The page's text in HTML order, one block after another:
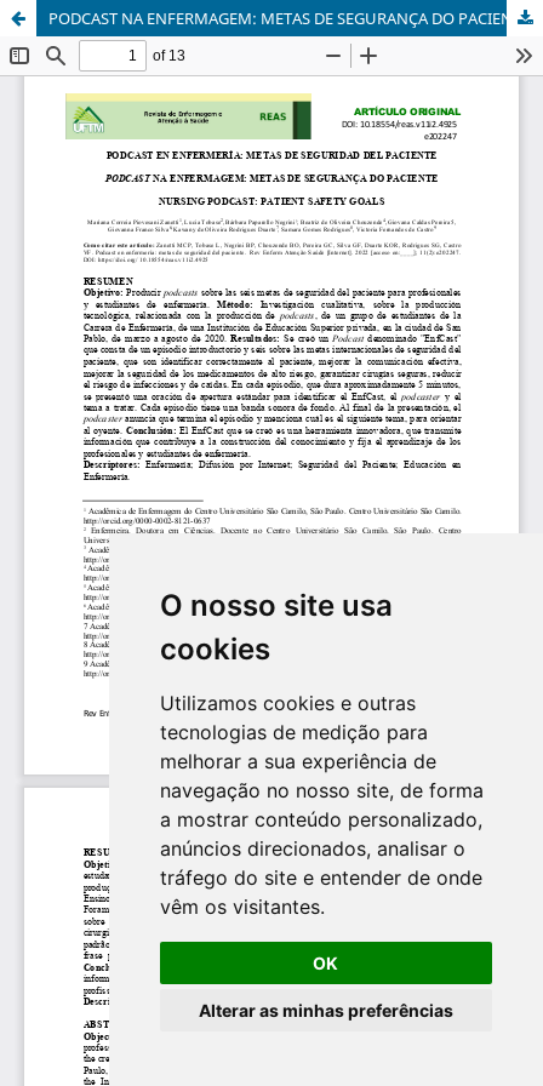
O nosso site usa
cookies
Utilizamos cookies e outras
tecnologias de medição para
melhorar a sua experiência de
navegação no nosso site, de forma
a mostrar conteúdo personalizado,
anúncios direcionados, analisar o
tráfego do site e entender de onde
vêm os visitantes.
OK
Alterar as minhas preferências
PODCAST NA ENFERMAGEM: METAS DE SEGURANÇA DO PACIENTE